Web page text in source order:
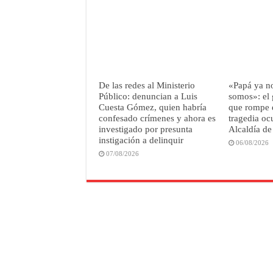
De las redes al Ministerio
Público: denuncian a Luis
Cuesta Gómez, quien habría
confesado crímenes y ahora es
investigado por presunta
instigación a delinquir
07/08/2026
«Papá ya
somos»: el
que rompe
tragedia
Alcaldía de
06/08/2026